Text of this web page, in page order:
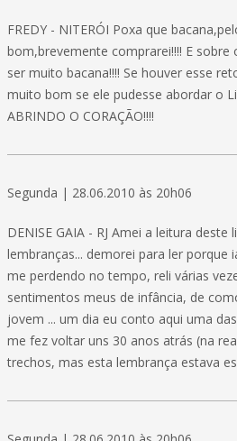
FREDY - NITERÓI Poxa que
bom,brevemente comprarei!!!! E
ser muito bacana!!!! Se houver esse
muito bom se ele pudesse abordar o
ABRINDO O CORAÇÃO!!!!
Segunda | 28.06.2010 às 20h06
DENISE GAIA - RJ Amei a leitura
lembranças... demorei para ler porque
me perdendo no tempo, reli várias
sentimentos meus de infância, de
jovem ... um dia eu conto aqui uma
me fez voltar uns 30 anos atrás (na
trechos, mas esta lembrança estava